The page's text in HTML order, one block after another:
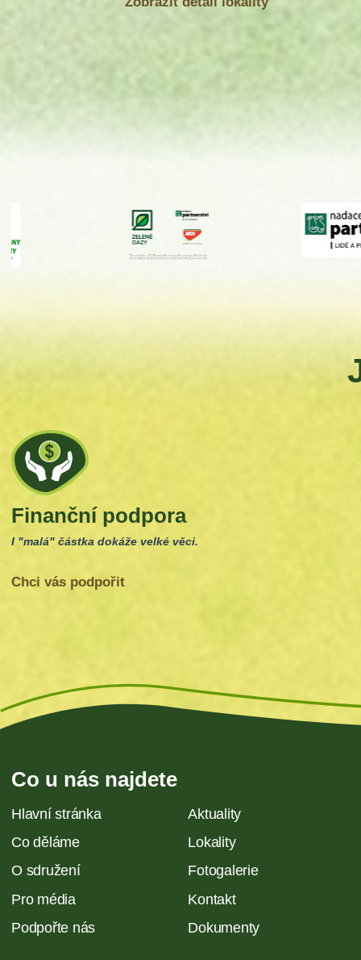
Finanční podpora
I "malá" částka dokáže velké věci.
Chci vás podpořit
Co u nás najdete
Hlavní stránka
Aktuality
Co děláme
Lokality
O sdružení
Fotogalerie
Pro média
Kontakt
Podpořte nás
Dokumenty